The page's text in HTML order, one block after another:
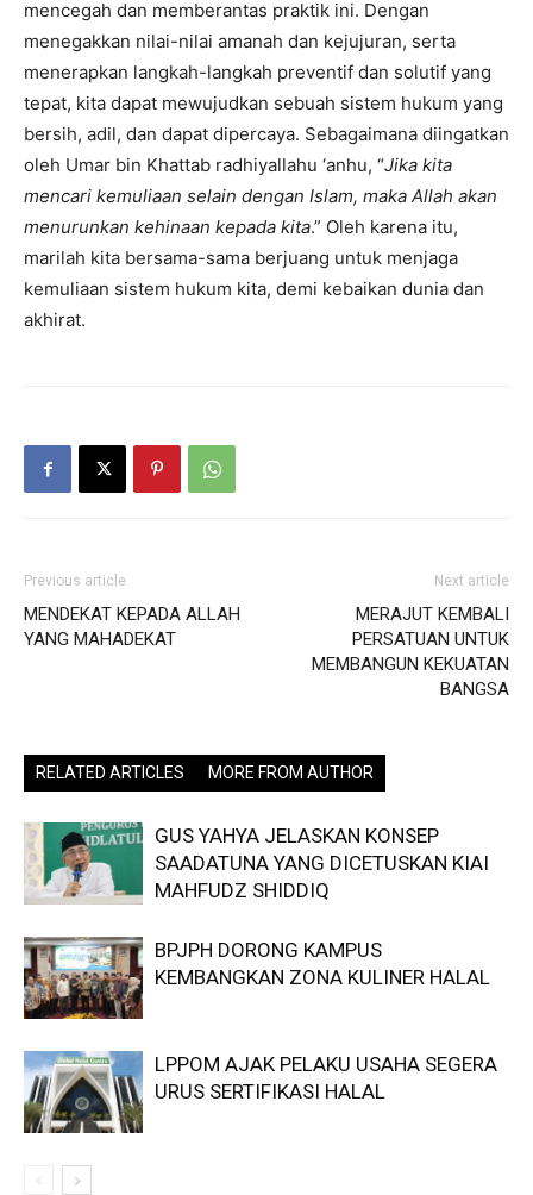
mencegah dan memberantas praktik ini. Dengan
menegakkan nilai-nilai amanah dan kejujuran, serta
menerapkan langkah-langkah preventif dan solutif yang
tepat, kita dapat mewujudkan sebuah sistem hukum yang
bersih, adil, dan dapat dipercaya. Sebagaimana diingatkan
oleh Umar bin Khattab radhiyallahu ‘anhu, “Jika kita
mencari kemuliaan selain dengan Islam, maka Allah akan
menurunkan kehinaan kepada kita.” Oleh karena itu,
marilah kita bersama-sama berjuang untuk menjaga
kemuliaan sistem hukum kita, demi kebaikan dunia dan
akhirat.
Previous article
MENDEKAT KEPADA ALLAH
YANG MAHADEKAT
Next article
MERAJUT KEMBALI
PERSATUAN UNTUK
MEMBANGUN KEKUATAN
BANGSA
RELATED ARTICLES MORE FROM AUTHOR
GUS YAHYA JELASKAN KONSEP
SAADATUNA YANG DICETUSKAN KIAI
MAHFUDZ SHIDDIQ
BPJPH DORONG KAMPUS
KEMBANGKAN ZONA KULINER HALAL
LPPOM AJAK PELAKU USAHA SEGERA
URUS SERTIFIKASI HALAL